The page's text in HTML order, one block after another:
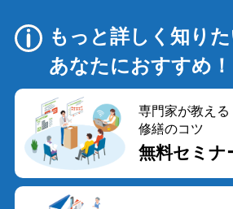
もっと詳しく知り
あなたにおすすめ！
専門家が教える
修繕のコツ
無料セミナ